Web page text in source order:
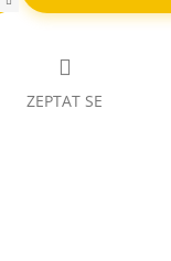
ZEPTAT SE